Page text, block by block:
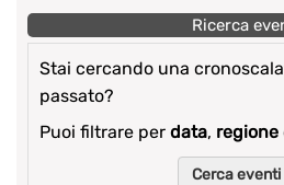
Ricerca
Stai cercando una
passato?
Puoi filtrare per data, regione
Cerca